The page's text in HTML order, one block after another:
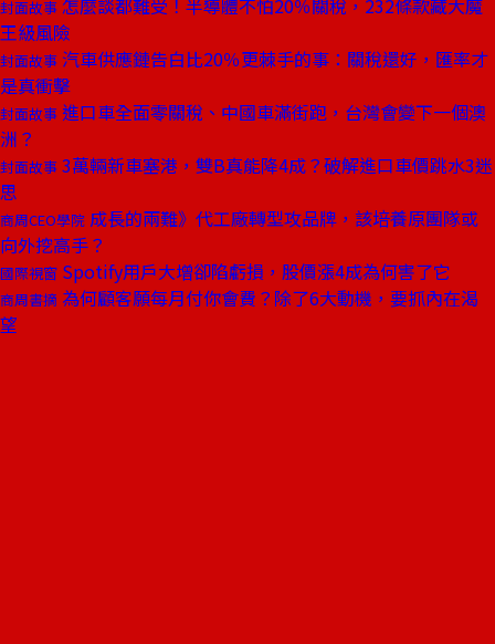
封面故事 怎麼談都難受！半導體不怕20％關稅，232條款藏大魔
王級風險
封面故事 汽車供應鏈告白比20％更棘手的事：關稅還好，匯率才
是真衝擊
封面故事 進口車全面零關稅、中國車滿街跑，台灣會變下一個澳
洲？
封面故事 3萬輛新車塞港，雙B真能降4成？破解進口車價跳水3迷
思
商周CEO學院 成長的兩難》代工廠轉型攻品牌，該培養原團隊或
向外挖高手？
國際視窗 Spotify用戶大增卻陷虧損，股價漲4成為何害了它
商周書摘 為何顧客願每月付你會費？除了6大動機，要抓內在渴
望